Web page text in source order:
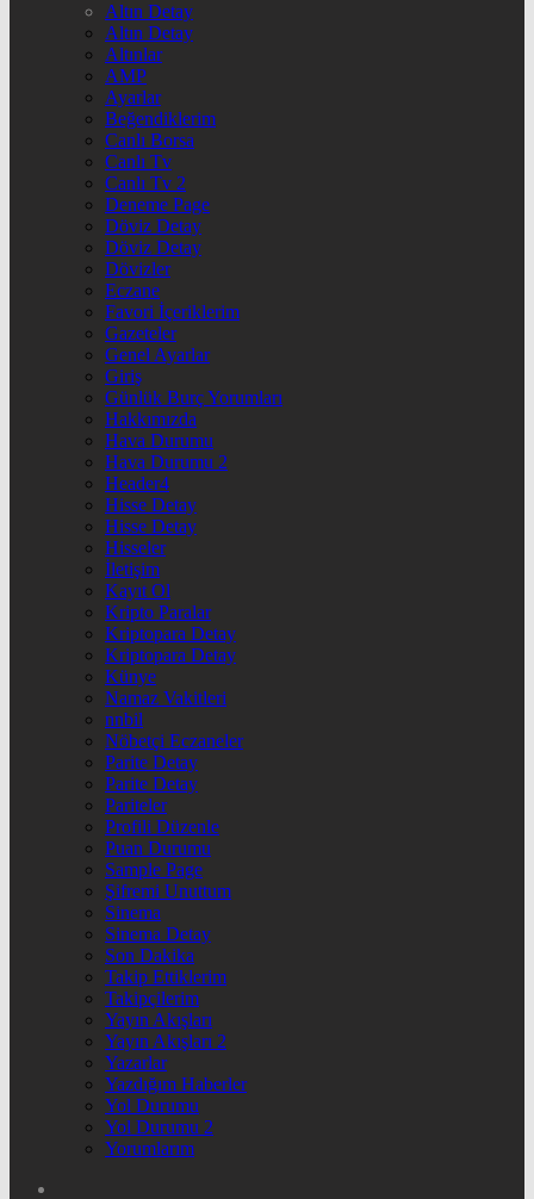
Altın Detay
Altın Detay
Altınlar
AMP
Ayarlar
Beğendiklerim
Canlı Borsa
Canlı Tv
Canlı Tv 2
Deneme Page
Döviz Detay
Döviz Detay
Dövizler
Eczane
Favori İçeriklerim
Gazeteler
Genel Ayarlar
Giriş
Günlük Burç Yorumları
Hakkımızda
Hava Durumu
Hava Durumu 2
Header4
Hisse Detay
Hisse Detay
Hisseler
İletişim
Kayıt Ol
Kripto Paralar
Kriptopara Detay
Kriptopara Detay
Künye
Namaz Vakitleri
nnbil
Nöbetçi Eczaneler
Parite Detay
Parite Detay
Pariteler
Profili Düzenle
Puan Durumu
Sample Page
Şifremi Unuttum
Sinema
Sinema Detay
Son Dakika
Takip Ettiklerim
Takipçilerim
Yayın Akışları
Yayın Akışları 2
Yazarlar
Yazdığım Haberler
Yol Durumu
Yol Durumu 2
Yorumlarım